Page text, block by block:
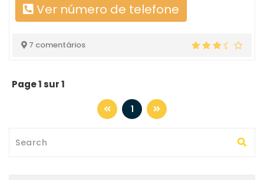
Ver número de telefone
7 comentários
Page 1 sur 1
1